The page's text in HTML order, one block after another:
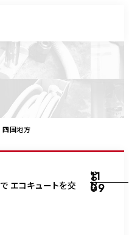
四国地方
エコキュートを交
2025
11
09